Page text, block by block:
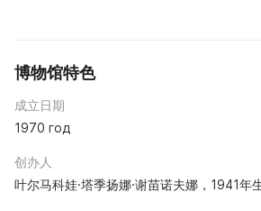
博物馆特色
成立日期
1970 год
创办人
叶尔马科娃·塔季扬娜·谢苗诺夫娜，1941年